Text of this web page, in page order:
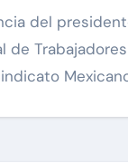
de